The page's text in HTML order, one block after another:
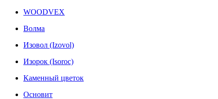
WOODVEX
Волма
Изовол (Izovol)
Изорок (Isoroc)
Каменный цветок
Основит